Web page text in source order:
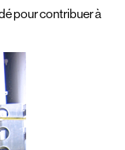
pour contribuer à